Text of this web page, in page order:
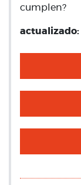
cumplen?
actualizado: